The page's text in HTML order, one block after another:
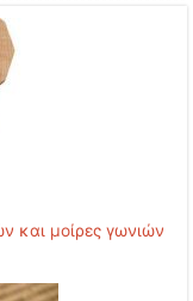
και μοίρες γωνιών